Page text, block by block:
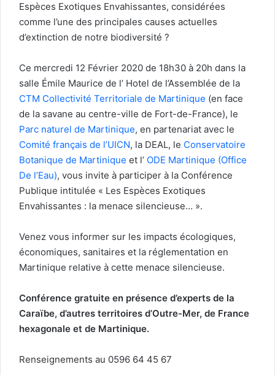
Espèces Exotiques Envahissantes, considérées
comme l’une des principales causes actuelles
d’extinction de notre biodiversité ?
Ce mercredi 12 Février 2020 de 18h30 à 20h dans la
salle Émile Maurice de l’ Hotel de l’Assemblée de la
CTM Collectivité Territoriale de Martinique (en face
de la savane au centre-ville de Fort-de-France), le
Parc naturel de Martinique, en partenariat avec le
Comité français de l’UICN, la DEAL, le Conservatoire
Botanique de Martinique et l’ ODE Martinique (Office
De l’Eau), vous invite à participer à la Conférence
Publique intitulée « Les Espèces Exotiques
Envahissantes : la menace silencieuse… ».
Venez vous informer sur les impacts écologiques,
économiques, sanitaires et la réglementation en
Martinique relative à cette menace silencieuse.
Conférence gratuite en présence d’experts de la
Caraïbe, d’autres territoires d’Outre-Mer, de France
hexagonale et de Martinique.
Renseignements au 0596 64 45 67